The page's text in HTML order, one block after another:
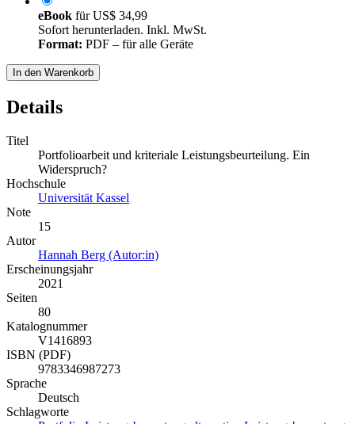
eBook fürUS$ 34,99
Sofort herunterladen. Inkl. MwSt.
Format: PDF – für alle Geräte
In den Warenkorb
Details
Titel
Portfolioarbeit und kriteriale Leistungsbeurteilung. Ein
Widerspruch?
Hochschule
Universität Kassel
Note
15
Autor
Hannah Berg (Autor:in)
Erscheinungsjahr
2021
Seiten
80
Katalognummer
V1416893
ISBN (PDF)
9783346987273
Sprache
Deutsch
Schlagworte